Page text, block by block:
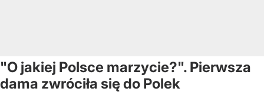
"O jakiej Polsce marzycie?". Pierwsza
dama zwróciła się do Polek